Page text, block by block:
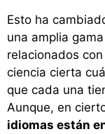
Esto ha
una amplia
relacionados
ciencia cierta
que cada una
Aunque, en
idiomas están